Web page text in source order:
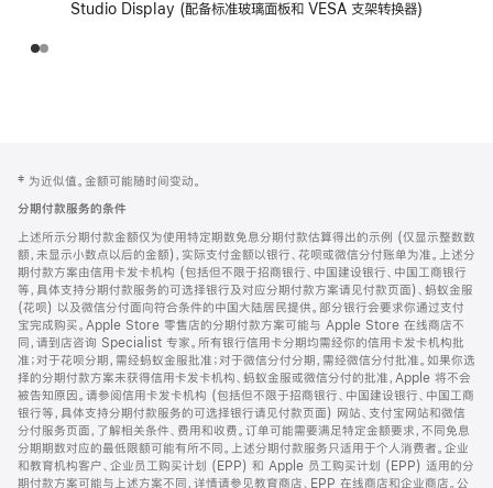
Studio Display (配备标准玻璃面板和 VESA 支架转换器)
页
页
脚
注
‡ 为近似值。金额可能随时间变动。
分期付款服务的条件
上述所示分期付款金额仅为使用特定期数免息分期付款估算得出的示例 (仅显示整数数
额，未显示小数点以后的金额)，实际支付金额以银行、花呗或微信分付账单为准。上述分
期付款方案由信用卡发卡机构 (包括但不限于招商银行、中国建设银行、中国工商银行
等，具体支持分期付款服务的可选择银行及对应分期付款方案请见付款页面)、蚂蚁金服
(花呗) 以及微信分付面向符合条件的中国大陆居民提供。部分银行会要求你通过支付
宝完成购买。Apple Store 零售店的分期付款方案可能与 Apple Store 在线商店不
同，请到店咨询 Specialist 专家。所有银行信用卡分期均需经你的信用卡发卡机构批
准；对于花呗分期，需经蚂蚁金服批准；对于微信分付分期，需经微信分付批准。如果你选
择的分期付款方案未获得信用卡发卡机构、蚂蚁金服或微信分付的批准，Apple 将不会
被告知原因。请参阅信用卡发卡机构 (包括但不限于招商银行、中国建设银行、中国工商
银行等，具体支持分期付款服务的可选择银行请见付款页面) 网站、支付宝网站和微信
分付服务页面，了解相关条件、费用和收费。订单可能需要满足特定金额要求，不同免息
分期期数对应的最低限额可能有所不同。上述分期付款服务只适用于个人消费者。企业
和教育机构客户、企业员工购买计划 (EPP) 和 Apple 员工购买计划 (EPP) 适用的分
期付款方案可能与上述方案不同，详情请参见教育商店、EPP 在线商店和企业商店。公